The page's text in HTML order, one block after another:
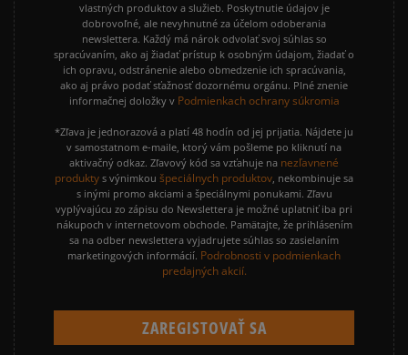
vlastných produktov a služieb. Poskytnutie údajov je
dobrovoľné, ale nevyhnutné za účelom odoberania
newslettera. Každý má nárok odvolať svoj súhlas so
spracúvaním, ako aj žiadať prístup k osobným údajom, žiadať o
ich opravu, odstránenie alebo obmedzenie ich spracúvania,
ako aj právo podať sťažnosť dozornému orgánu. Plné znenie
informačnej doložky v Podmienkach ochrany súkromia
*Zľava je jednorazová a platí 48 hodín od jej prijatia. Nájdete ju
v samostatnom e-maile, ktorý vám pošleme po kliknutí na
aktivačný odkaz. Zľavový kód sa vzťahuje na nezľavnené
produkty s výnimkou špeciálnych produktov, nekombinuje sa
s inými promo akciami a špeciálnymi ponukami. Zľavu
vyplývajúcu zo zápisu do Newslettera je možné uplatniť iba pri
nákupoch v internetovom obchode. Pamätajte, že prihlásením
sa na odber newslettera vyjadrujete súhlas so zasielaním
marketingových informácií. Podrobnosti v podmienkach
predajných akcií.